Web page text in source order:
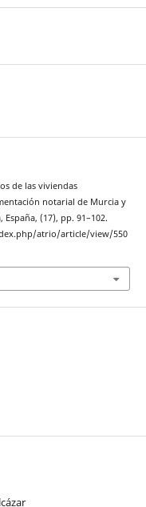
de las viviendas
notarial de Murcia y
España, (17), pp. 91–102.
atrio/article/view/550